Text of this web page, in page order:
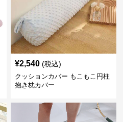
¥2,540 (税込)
クッションカバー もこもこ円柱
抱き枕カバー